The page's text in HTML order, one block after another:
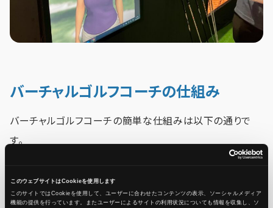
このウェブサイトはCookieを使用します
このサイトではCookieを使用して、ユーザーに合わせたコンテンツの表示、ソーシャルメディア
機能の提供を行っています。またユーザーによるサイトの利用状況についても情報を収集し、ソ
バーチャルゴルフコーチの仕組み
バーチャルゴルフコーチの簡単な仕組みは以下の通りで
す。
ゴルフスイングをビデオで撮影し、Amazon SageMaker
Pose Estimation Modelで撮影データを用いた姿勢推定